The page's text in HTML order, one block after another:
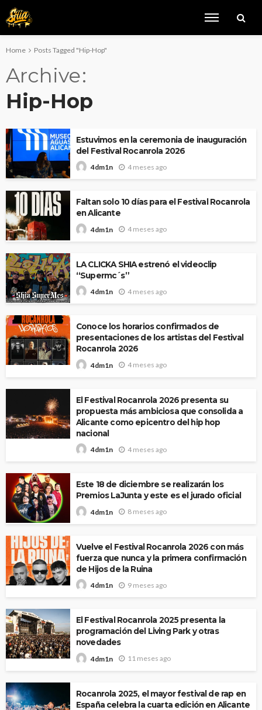
Home Posts Tagged "Hip-Hop"
Archive
Hip-Hop
Estuvimos en la ceremonia de inauguración
del Festival Rocanrola 2026
4dm1n 4 meses ago
Faltan solo 10 días para el Festival Rocanrola
en Alicante
4dm1n 4 meses ago
LA CLICKA SHIA estrenó el videoclip
“Supermc´s”
4dm1n 4 meses ago
Conoce los horarios confirmados de
presentaciones de los artistas del Festival
Rocanrola 2026
4dm1n 4 meses ago
El Festival Rocanrola 2026 presenta su
propuesta más ambiciosa que consolida a
Alicante como epicentro del hip hop
nacional
4dm1n 4 meses ago
Este 18 de diciembre se realizarán los
Premios LaJunta y este es el jurado oficial
4dm1n 8 meses ago
Vuelve el Festival Rocanrola 2026 con más
fuerza que nunca y la primera confirmación
de Hijos de la Ruina
4dm1n 9 meses ago
El Festival Rocanrola 2025 presenta la
programación del Living Park y otras
novedades
4dm1n 11 meses ago
Rocanrola 2025, el mayor festival de rap en
España celebra la cuarta edición en Alicante